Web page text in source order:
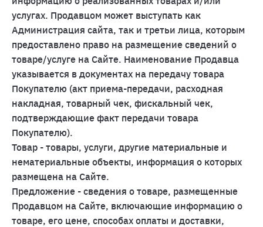
услугах. Продавцом может выступать как
Администрация сайта, так и третьи лица, которым
предоставлено право на размещение сведений о
товаре/услуге на Сайте. Наименование Продавца
указывается в документах на передачу товара
Покупателю (акт приема-передачи, расходная
накладная, товарный чек, фискальный чек,
подтверждающие факт передачи товара
Покупателю).
Товар - товары, услуги, другие материальные и
нематериальные объекты, информация о которых
размещена на Сайте.
Предложение - сведения о товаре, размещенные
Продавцом на Сайте, включающие информацию о
товаре, его цене, способах оплаты и доставки,